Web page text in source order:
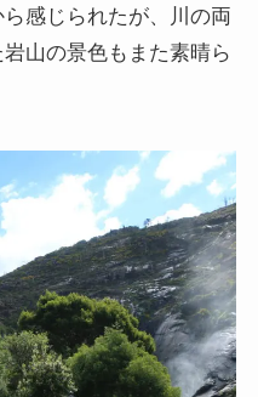
感じられたが、川の両
山の景色もまた素晴ら